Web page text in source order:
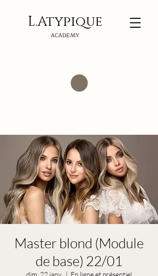
L.Atypique
ACADEMY
Master blond (Module
de base) 22/01
dim. 22 janv.
  |
En ligne et présentiel